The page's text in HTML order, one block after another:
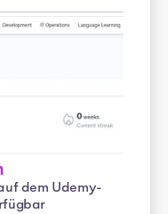
dem Udemy-